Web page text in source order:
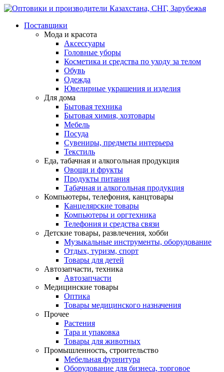
Поставщики
Мода и красота
Аксессуары
Головные уборы
Косметика и средства по уходу за телом
Обувь
Одежда
Ювелирные украшения и изделия
Для дома
Бытовая техника
Бытовая химия, хозтовары
Мебель
Посуда
Сувениры, предметы интерьера
Текстиль
Еда, табачная и алкогольная продукция
Овощи и фрукты
Продукты питания
Табачная и алкогольная продукция
Компьютеры, телефония, канцтовары
Канцелярские товары
Компьютеры и оргтехника
Телефония и средства связи
Детские товары, развлечения, хобби
Музыкальные инструменты, оборудование
Отдых, туризм, спорт
Товары для детей
Автозапчасти, техника
Автозапчасти
Медицинские товары
Оптика
Товары медицинского назначения
Прочее
Растения
Тара и упаковка
Товары для животных
Промышленность, строительство
Мебельная фурнитура
Оборудование для бизнеса, торговое